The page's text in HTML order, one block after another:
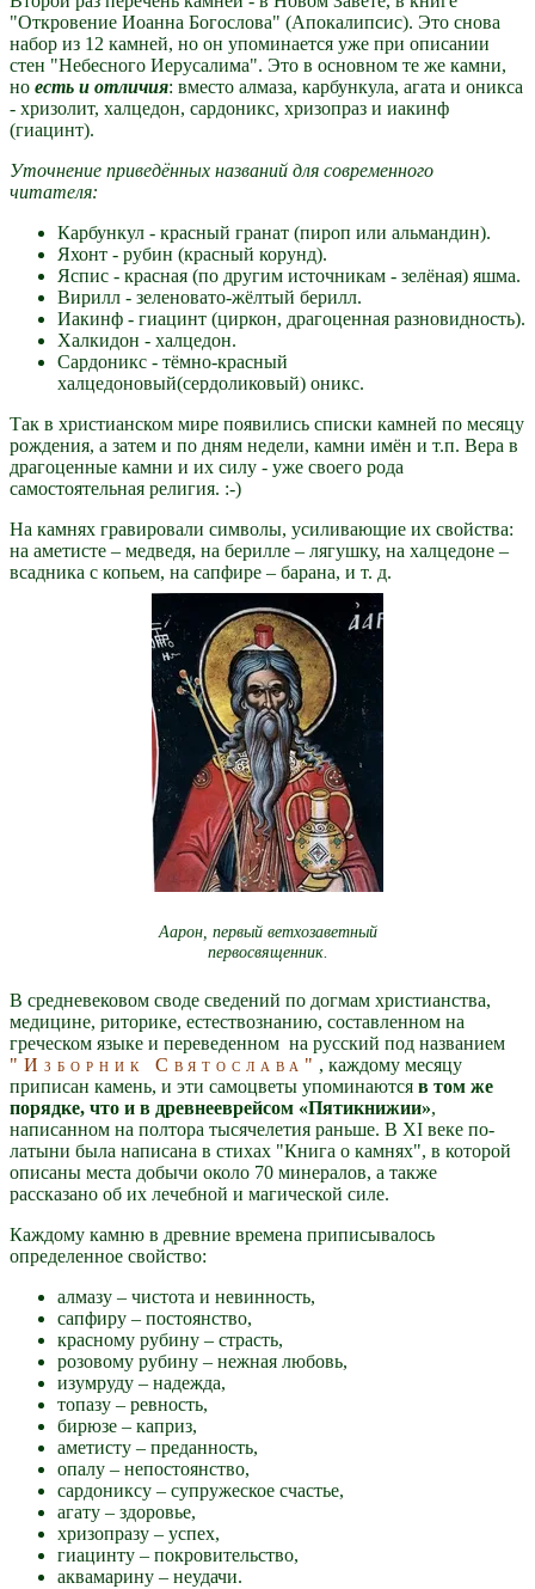
"Откровение Иоанна Богослова" (Апокалипсис). Это снова
набор из 12 камней, но он упоминается уже при описании
стен "Небесного Иерусалима". Это в основном те же камни,
но есть и отличия: вместо алмаза, карбункула, агата и оникса
- хризолит, халцедон, сардоникс, хризопраз и иакинф
(гиацинт).
Уточнение приведённых названий для современного
читателя:
Карбункул - красный гранат (пироп или альмандин).
Яхонт - рубин (красный корунд).
Яспис - красная (по другим источникам - зелёная) яшма.
Вирилл - зеленовато-жёлтый берилл.
Иакинф - гиацинт (циркон, драгоценная разновидность).
Халкидон - халцедон.
Сардоникс - тёмно-красный
халцедоновый(сердоликовый) оникс.
Так в христианском мире появились списки камней по месяцу
рождения, а затем и по дням недели, камни имён и т.п. Вера в
драгоценные камни и их силу - уже своего рода
самостоятельная религия. :-)
На камнях гравировали символы, усиливающие их свойства:
на аметисте – медведя, на берилле – лягушку, на халцедоне –
всадника с копьем, на сапфире – барана, и т. д.
Аарон, первый ветхозаветный
первосвященник.
В средневековом своде сведений по догмам христианства,
медицине, риторике, естествознанию, составленном на
греческом языке и переведенном на русский под названием
"Изборник Святослава" , каждому месяцу
приписан камень, и эти самоцветы упоминаются в том же
порядке, что и в древнееврейсом «Пятикнижии»,
написанном на полтора тысячелетия раньше. В XI веке по-
латыни была написана в стихах "Книга о камнях", в которой
описаны места добычи около 70 минералов, а также
рассказано об их лечебной и магической силе.
Каждому камню в древние времена приписывалось
определенное свойство:
алмазу – чистота и невинность,
сапфиру – постоянство,
красному рубину – страсть,
розовому рубину – нежная любовь,
изумруду – надежда,
топазу – ревность,
бирюзе – каприз,
аметисту – преданность,
опалу – непостоянство,
сардониксу – супружеское счастье,
агату – здоровье,
хризопразу – успех,
гиацинту – покровительство,
аквамарину – неудачи.